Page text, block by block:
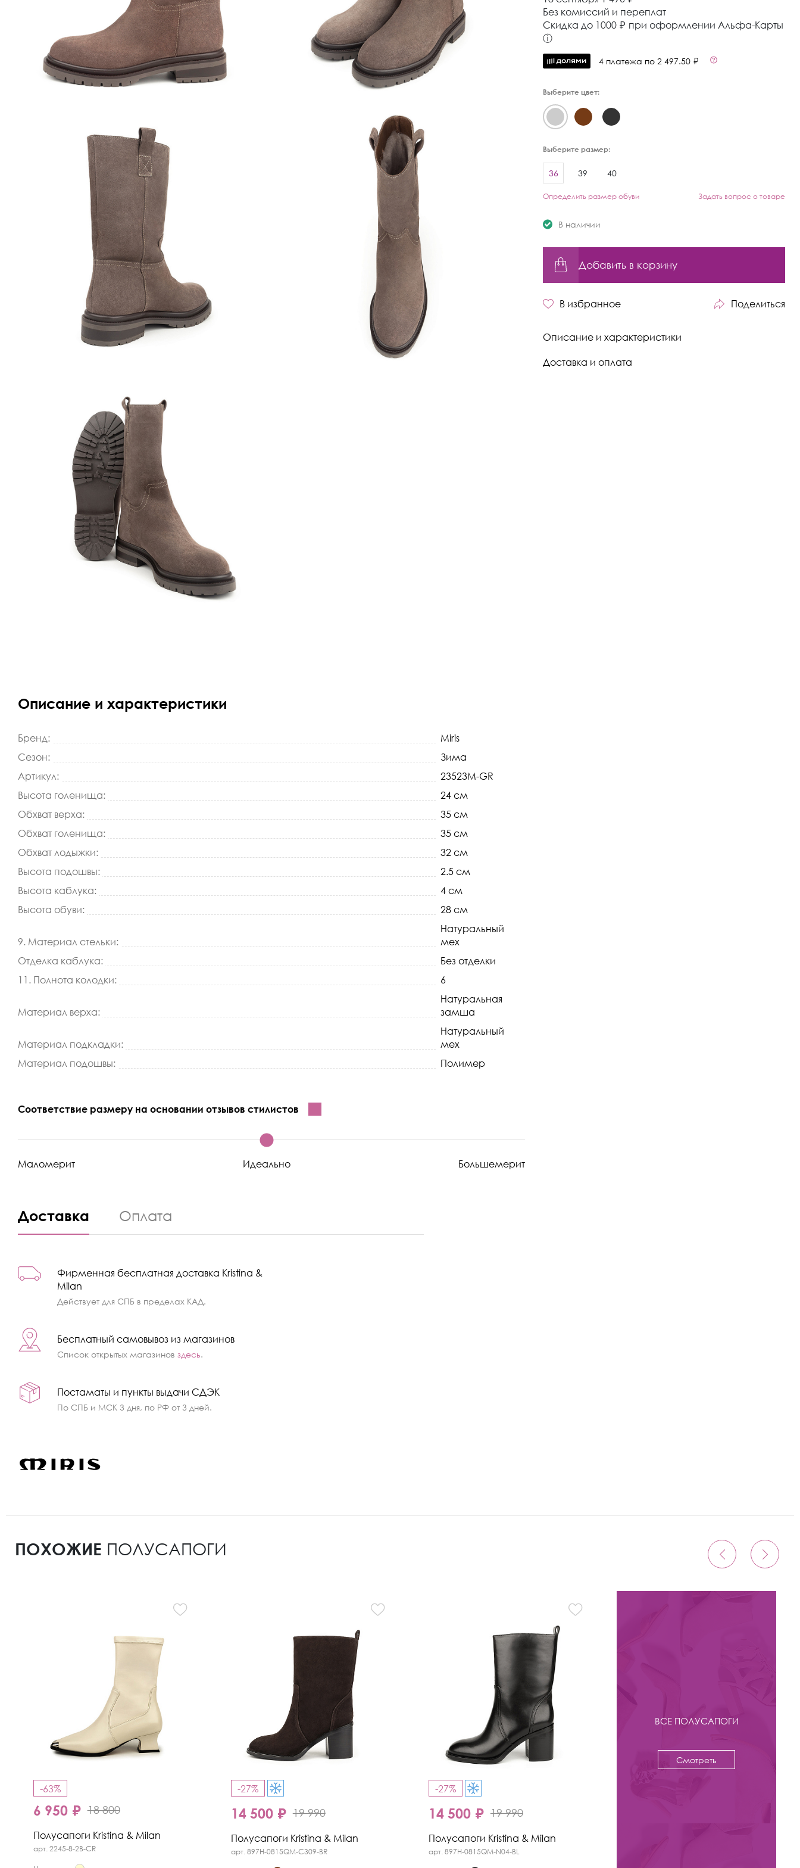
Полуботинки
Ботильоны
Челси
Кроссовки
Мюли
Полусапоги
Без комиссий и переплат
Cкидка до 1000 ₽ при оформлении Альфа-Карты
ⓘ
4 платежа по 2 497.50 ₽
Выберите цвет:
Выберите размер:
36 39 40
Определить размер обуви Задать вопрос о товаре
В наличии
Добавить в корзину
В избранное Поделиться
Описание и характеристики
Доставка и оплата
Описание и характеристики
Бренд:
Miris
Сезон:
Зима
Артикул:
23523M-GR
Высота голенища:
24 см
Обхват верха:
35 см
Обхват голенища:
35 см
Обхват лодыжки:
32 см
Высота подошвы:
2.5 см
Высота каблука:
4 см
Высота обуви:
28 см
9. Материал стельки:
Натуральный
мех
Отделка каблука:
Без отделки
11. Полнота колодки:
6
Материал верха:
Натуральная
замша
Материал подкладки:
Натуральный
мех
Материал подошвы:
Полимер
Соответствие размеру на основании отзывов стилистов
Маломерит Идеально Большемерит
Доставка Оплата
Фирменная бесплатная доставка Kristina &
Milan
Действует для СПБ в пределах КАД.
Бесплатный самовывоз из магазинов
Список открытых магазиновздесь.
Постаматы и пункты выдачи СДЭК
По СПБ и МСК 3 дня, по РФ от 3 дней.
ПОХОЖИЕ ПОЛУСАПОГИ
-63%
6 950 ₽ 18 800
Полусапоги Kristina & Milan
арт. 2245-8-2B-CR
-27%
14 500 ₽ 19 990
Полусапоги Kristina & Milan
арт. 897H-0815QM-C309-BR
-27%
14 500 ₽ 19 990
Полусапоги Kristina & Milan
арт. 897H-0815QM-N04-BL
ВСЕ ПОЛУСАПОГИ
Смотреть